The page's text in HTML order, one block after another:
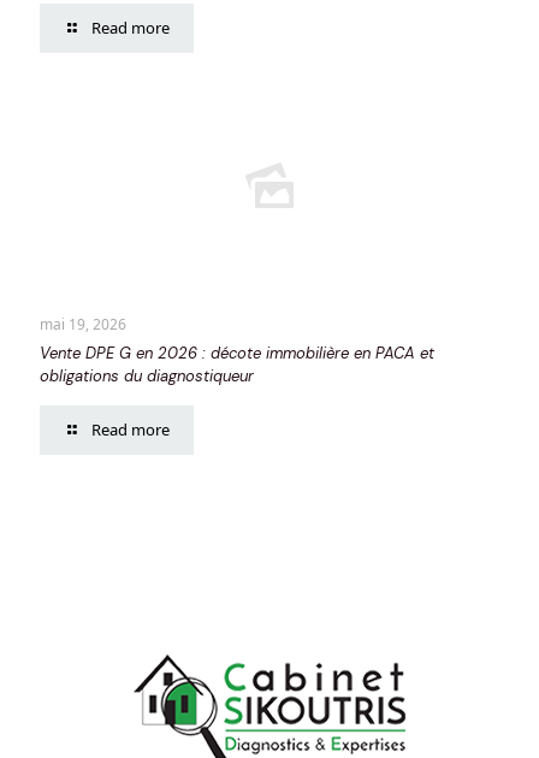
Read more
mai 19, 2026
Vente DPE G en 2026 : décote immobilière en PACA et
obligations du diagnostiqueur
Read more